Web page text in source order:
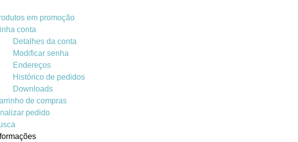
em promoção
conta
Detalhes da conta
Modificar senha
Endereços
Histórico de pedidos
Downloads
de compras
pedido